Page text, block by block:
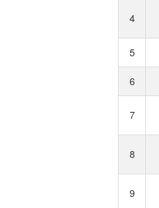
4
5
6
7
8
9